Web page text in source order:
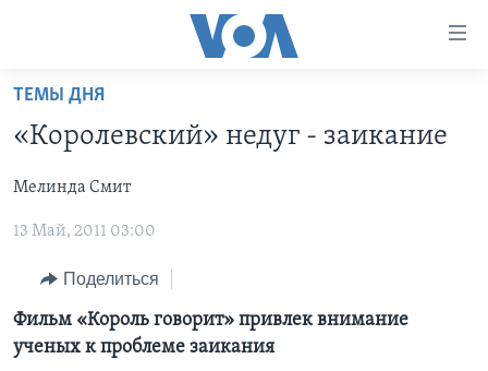
Перейти
основной
Перейти
навигации
поиск
ПРОГРАММЫ
АМЕРИКА
НОВОСТИ ЗА МИНУТУ
ИТОГИ
ПОЧЕМУ ЭТО ВАЖНО?
ДИСКУССИЯ VOA
ПРОЕКТЫ
УЧИМ АНГЛИЙСКИЙ
НАША АМЕРИКАНСКАЯ ИСТОРИЯ
А КАК В АМЕРИКЕ?
АРТЕФАКТЫ
ЭКСПЕРТИЗА
ИНТЕРВЬЮ
ФАКТЫ ПРОТИВ ФЕЙКОВ
ЗА СВОБОДУ ПРЕССЫ
ТЕМЫ ДНЯ
«Королевский» недуг - заикание
Мелинда Смит
13 Май, 2011 03:00
Поделиться
Фильм «Король говорит» привлек внимание
ученых к проблеме заикания